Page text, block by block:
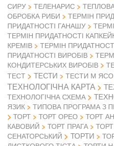
СИРУ
ТЕЛЕНАРИС
ОБРОБКА РИБИ
ТЕРМІН
ПРИДАТНОСТІ ГАНАШУ
ТЕРМІН ПРИДАТНОСТІ
КРЕМІВ
ТЕРМІН
ПРИДАТНОСТІ ВИРОБІВ
КОНДИТЕРСЬКИХ ВИРОБІВ
ТЕСТ
ТЕСТИ ТЕСТИ М ЯСО
ТЕХНОЛОГІЧНА КАРТА
ТЕХНОЛОГІЧНА СХЕМА
ЯЗИК
ТИПОВА ПРОГРАМА З
ТОРТ ТОРТ ОРЕО ТОРТ
КАВОВИЙ
ТОРТ ПРАГА
СЕНАТОРСЬКИЙ
ТОРТИ